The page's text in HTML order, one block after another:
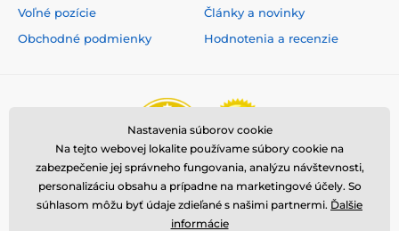
Voľné pozície
Obchodné podmienky
Články a novinky
Hodnotenia a recenzie
Nastavenia súborov cookie
Na tejto webovej lokalite používame súbory cookie na
zabezpečenie jej správneho fungovania, analýzu návštevnosti,
personalizáciu obsahu a prípadne na marketingové účely. So
súhlasom môžu byť údaje zdieľané s našimi partnermi. Ďalšie
informácie